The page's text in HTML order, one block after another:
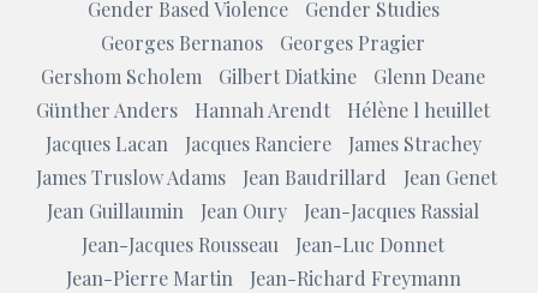
Gender Based Violence
Gender Studies
Georges Bernanos
Georges Pragier
Gershom Scholem
Gilbert Diatkine
Glenn Deane
Günther Anders
Hannah Arendt
Hélène l heuillet
Jacques Lacan
Jacques Ranciere
James Strachey
James Truslow Adams
Jean Baudrillard
Jean Genet
Jean Guillaumin
Jean Oury
Jean-Jacques Rassial
Jean-Jacques Rousseau
Jean-Luc Donnet
Jean-Pierre Martin
Jean-Richard Freymann